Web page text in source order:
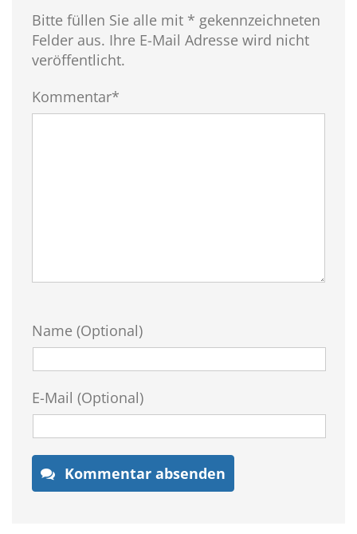
Bitte füllen Sie alle mit * gekennzeichneten
Felder aus. Ihre E-Mail Adresse wird nicht
veröffentlicht.
Kommentar*
Name (Optional)
E-Mail (Optional)
Kommentar absenden